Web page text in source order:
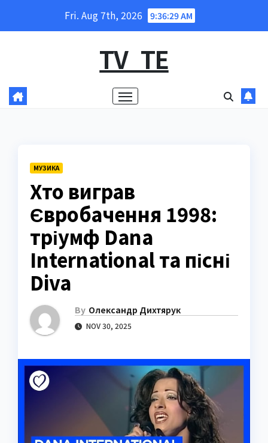
Fri. Aug 7th, 2026 9:36:30 AM
TV_TE
МУЗИКА
Хто виграв
Євробачення 1998:
тріумф Dana
International та пісні
Diva
By Олександр Дихтярук
NOV 30, 2025